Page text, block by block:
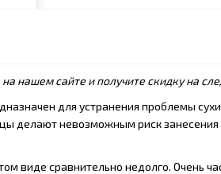
на нашем сайте и получите скидку на
для устранения проблемы
делают невозможным риск
сравнительно недолго. Очень